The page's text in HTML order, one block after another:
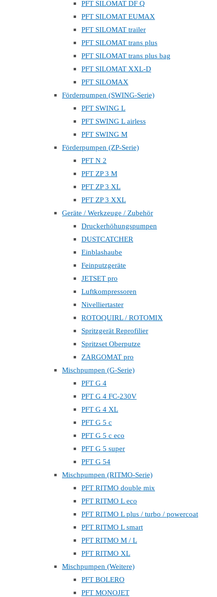
PFT SILOMAT DF Q
PFT SILOMAT EUMAX
PFT SILOMAT trailer
PFT SILOMAT trans plus
PFT SILOMAT trans plus bag
PFT SILOMAT XXL-D
PFT SILOMAX
Förderpumpen (SWING-Serie)
PFT SWING L
PFT SWING L airless
PFT SWING M
Förderpumpen (ZP-Serie)
PFT N 2
PFT ZP 3 M
PFT ZP 3 XL
PFT ZP 3 XXL
Geräte / Werkzeuge / Zubehör
Druckerhöhungspumpen
DUSTCATCHER
Einblashaube
Feinputzgeräte
JETSET pro
Luftkompressoren
Nivelliertaster
ROTOQUIRL / ROTOMIX
Spritzgerät Reprofilier
Spritzset Oberputze
ZARGOMAT pro
Mischpumpen (G-Serie)
PFT G 4
PFT G 4 FC-230V
PFT G 4 XL
PFT G 5 c
PFT G 5 c eco
PFT G 5 super
PFT G 54
Mischpumpen (RITMO-Serie)
PFT RITMO double mix
PFT RITMO L eco
PFT RITMO L plus / turbo / powercoat
PFT RITMO L smart
PFT RITMO M / L
PFT RITMO XL
Mischpumpen (Weitere)
PFT BOLERO
PFT MONOJET